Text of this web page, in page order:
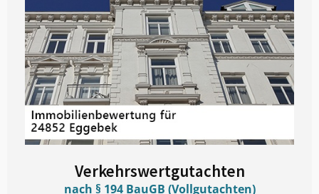
Verkehrswertgutachten
nach § 194 BauGB (Vollgutachten)